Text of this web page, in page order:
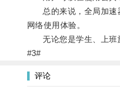
总的来说，全局加速器
网络使用体验。
无论您是学生、上班族
#3#
评论